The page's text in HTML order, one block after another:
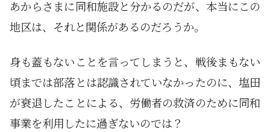
あからさまに同和施設と分かるのだが、本当にこの
地区は、それと関係があるのだろうか。
身も蓋もないことを言ってしまうと、戦後まもない
頃までは部落とは認識されていなかったのに、塩田
が衰退したことによる、労働者の救済のために同和
事業を利用したに過ぎないのでは？